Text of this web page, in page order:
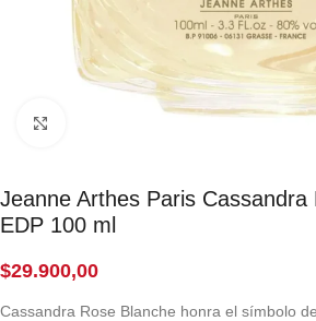
Jeanne Arthes Paris Cassandra
EDP 100 ml
$29.900,00
Cassandra Rose Blanche honra el símbolo